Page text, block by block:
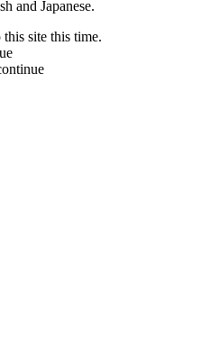
and Japanese.
site this time.